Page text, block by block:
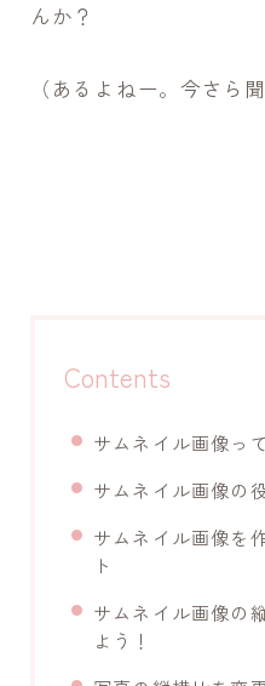
んか？
（あるよねー。今さら
Contents
サムネイル画像っ
サムネイル画像の
サムネイル画像を
ト
サムネイル画像の
よう！